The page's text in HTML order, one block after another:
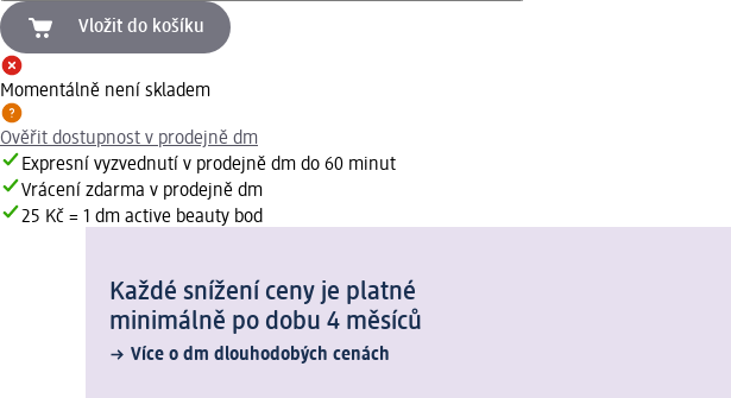
Vložit do košíku
Momentálně není skladem
Ověřit dostupnost v prodejně dm
Expresní vyzvednutí v prodejně dm do 60 minut
Vrácení zdarma v prodejně dm
25 Kč = 1 dm active beauty bod
Každé snížení ceny je platné
minimálně po dobu 4 měsíců
Více o dm dlouhodobých cenách